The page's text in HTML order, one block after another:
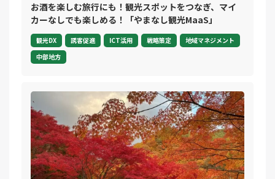
お酒を楽しむ旅行にも！観光スポットをつなぎ、マイ
カーなしでも楽しめる！「やまなし観光MaaS」
観光DX 誘客促進 ICT活用 戦略策定
地域マネジメント
中部地方